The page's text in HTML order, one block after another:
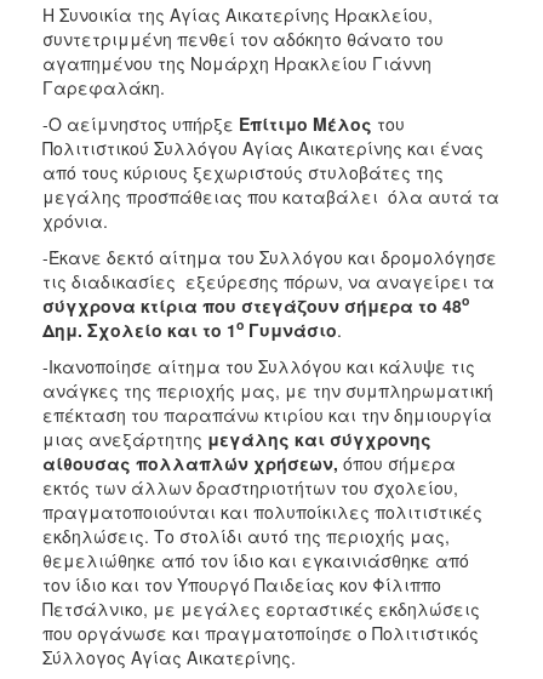
Μνήμης
1941
ΤΟΠΟΣ
ΔΗΜΟΣ
ΑΝΘΕΚΤΙΚΗ
ΠΟΛΗ
Η Συνοικία της Αγίας Αικατερίνης Ηρακλείου,
συντετριμμένη πενθεί τον αδόκητο θάνατο του
αγαπημένου της Νομάρχη Ηρακλείου Γιάννη
Γαρεφαλάκη.
-Ο αείμνηστος υπήρξε Επίτιμο Μέλος του
Πολιτιστικού Συλλόγου Αγίας Αικατερίνης και ένας
από τους κύριους ξεχωριστούς στυλοβάτες της
μεγάλης προσπάθειας που καταβάλει όλα αυτά τα
χρόνια.
-Έκανε δεκτό αίτημα του Συλλόγου και δρομολόγησε
τις διαδικασίες εξεύρεσης πόρων, να αναγείρει τα
σύγχρονα κτίρια που στεγάζουν σήμερα το 48ο
Δημ. Σχολείο και το 1ο Γυμνάσιο.
-Ικανοποίησε αίτημα του Συλλόγου και κάλυψε τις
ανάγκες της περιοχής μας, με την συμπληρωματική
επέκταση του παραπάνω κτιρίου και την δημιουργία
μιας ανεξάρτητης μεγάλης και σύγχρονης
αίθουσας πολλαπλών χρήσεων, όπου σήμερα
εκτός των άλλων δραστηριοτήτων του σχολείου,
πραγματοποιούνται και πολυποίκιλες πολιτιστικές
εκδηλώσεις. Το στολίδι αυτό της περιοχής μας,
θεμελιώθηκε από τον ίδιο και εγκαινιάσθηκε από
τον ίδιο και τον Υπουργό Παιδείας κον Φίλιππο
Πετσάλνικο, με μεγάλες εορταστικές εκδηλώσεις
που οργάνωσε και πραγματοποίησε ο Πολιτιστικός
Σύλλογος Αγίας Αικατερίνης.